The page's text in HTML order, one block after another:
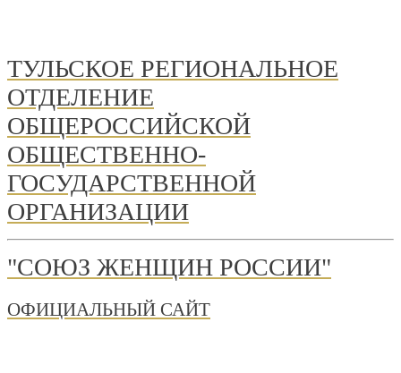
ТУЛЬСКОЕ РЕГИОНАЛЬНОЕ
ОТДЕЛЕНИЕ
ОБЩЕРОССИЙСКОЙ
ОБЩЕСТВЕННО-
ГОСУДАРСТВЕННОЙ
ОРГАНИЗАЦИИ
"СОЮЗ ЖЕНЩИН РОССИИ"
ОФИЦИАЛЬНЫЙ САЙТ